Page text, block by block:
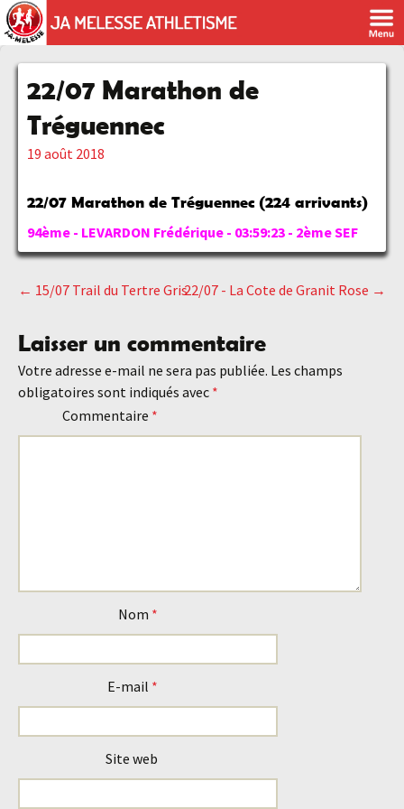
22/07 Marathon de
Tréguennec
19 août 2018
22/07 Marathon de Tréguennec (224 arrivants)
94ème - LEVARDON Frédérique - 03:59:23 - 2ème SEF
Navigation
des
articles
← 15/07 Trail du Tertre Gris22/07 - La Cote de Granit Rose →
Laisser un commentaire
Votre adresse e-mail ne sera pas publiée. Les champs
obligatoires sont indiqués avec *
Commentaire *
Nom *
E-mail *
Site web